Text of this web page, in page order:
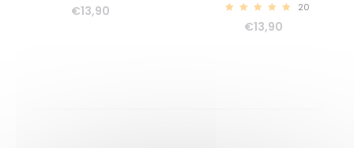
€13,90 20
€13,90